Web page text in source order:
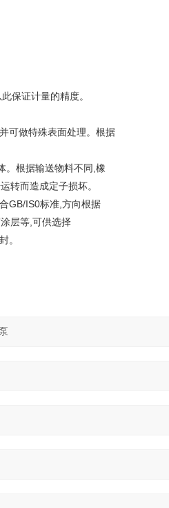
保证计量的精度。
可做特殊表面处理。根据
。根据输送物料不同,橡
转而造成定子损坏。
GB/IS0标准,方向根据
层等,可供选择
。